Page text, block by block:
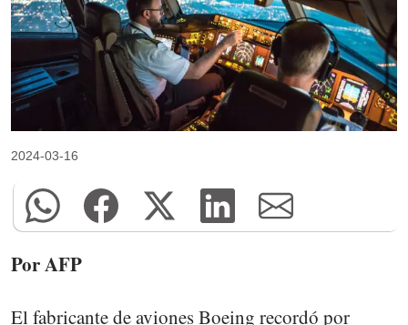
2024-03-16
Por AFP
El fabricante de aviones Boeing recordó por